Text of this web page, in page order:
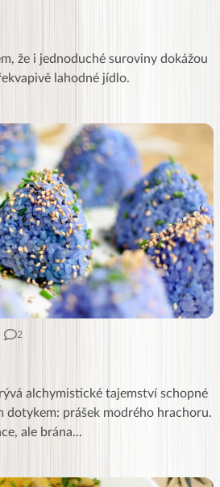
že i jednoduché suroviny dokážou
lahodné jídlo.
2
alchymistické tajemství schopné
dotykem: prášek modrého hrachoru.
ale brána...